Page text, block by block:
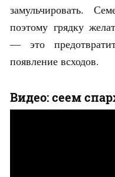
замульчировать.
поэтому грядку
— это
появление всходов.
Видео: сеем